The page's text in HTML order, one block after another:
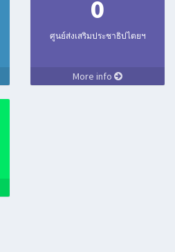
0
ศูนย์ส่งเสริมประชาธิปไตยฯ
More info